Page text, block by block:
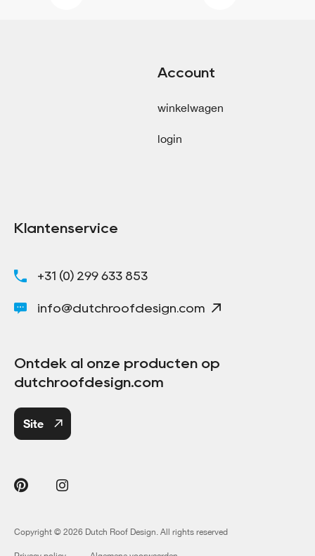
Account
winkelwagen
login
Klantenservice
+31 (0) 299 633 853
info@dutchroofdesign.com
Ontdek al onze producten op
dutchroofdesign.com
Site
Copyright © 2026 Dutch Roof Design. All rights reserved